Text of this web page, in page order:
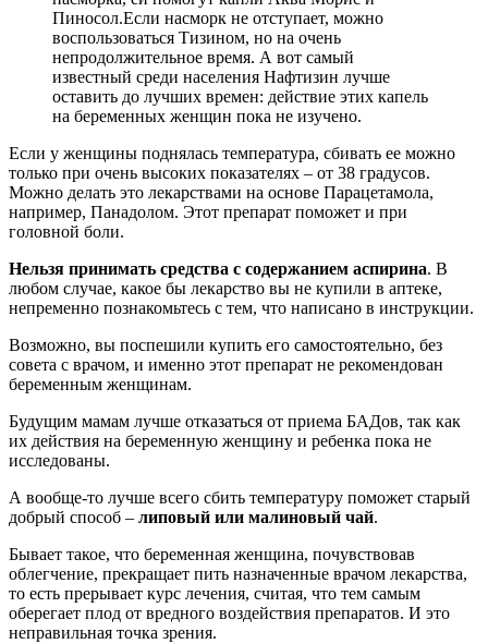
Пиносол.Если насморк не отступает, можно
воспользоваться Тизином, но на очень
непродолжительное время. А вот самый
известный среди населения Нафтизин лучше
оставить до лучших времен: действие этих капель
на беременных женщин пока не изучено.
Если у женщины поднялась температура, сбивать ее можно
только при очень высоких показателях – от 38 градусов.
Можно делать это лекарствами на основе Парацетамола,
например, Панадолом. Этот препарат поможет и при
головной боли.
Нельзя принимать средства с содержанием аспирина. В
любом случае, какое бы лекарство вы не купили в аптеке,
непременно познакомьтесь с тем, что написано в инструкции.
Возможно, вы поспешили купить его самостоятельно, без
совета с врачом, и именно этот препарат не рекомендован
беременным женщинам.
Будущим мамам лучше отказаться от приема БАДов, так как
их действия на беременную женщину и ребенка пока не
исследованы.
А вообще-то лучше всего сбить температуру поможет старый
добрый способ – липовый или малиновый чай.
Бывает такое, что беременная женщина, почувствовав
облегчение, прекращает пить назначенные врачом лекарства,
то есть прерывает курс лечения, считая, что тем самым
оберегает плод от вредного воздействия препаратов. И это
неправильная точка зрения.